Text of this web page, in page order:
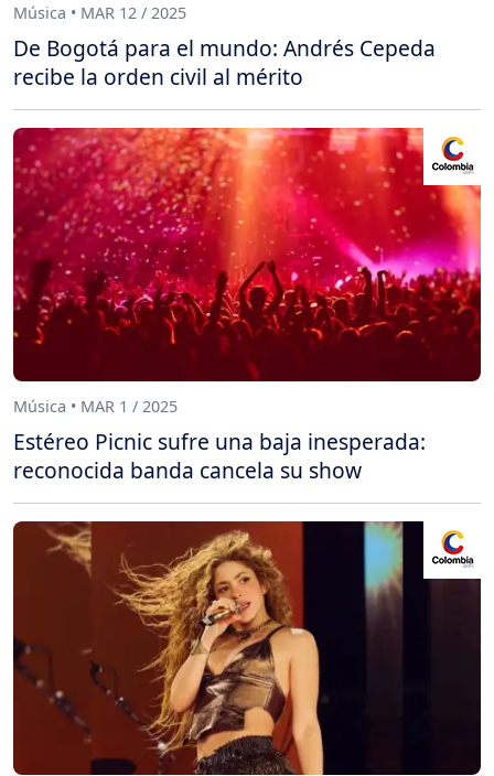
Música • MAR 12 / 2025
De Bogotá para el mundo: Andrés Cepeda
recibe la orden civil al mérito
Música • MAR 1 / 2025
Estéreo Picnic sufre una baja inesperada:
reconocida banda cancela su show